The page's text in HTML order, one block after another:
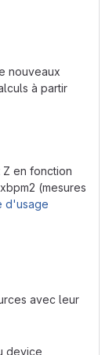
nouveaux
à partir
en fonction
(mesures
avec leur
device